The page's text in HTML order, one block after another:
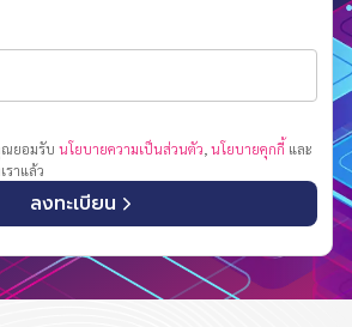
ณยอมรับ นโยบายความเป็นส่วนตัว นโยบายคุกกี้ และ
ราแล้ว
ลงทะเบียน